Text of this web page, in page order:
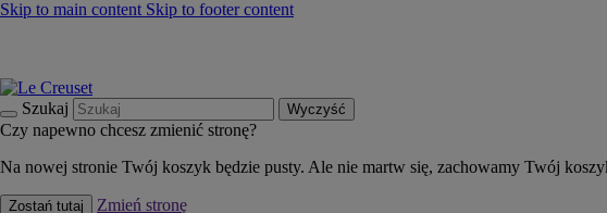
Skip to main content Skip to footer content
Szukaj Wyczyść
Czy napewno chcesz zmienić stronę?
Na nowej stronie Twój koszyk będzie pusty. Ale nie martw się, zachowamy Twój
Zostań tutaj
Zmień stronę